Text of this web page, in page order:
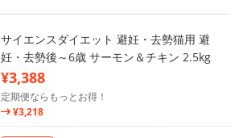
サイエンスダイエット 避妊・去勢猫用 避
妊・去勢後～6歳 サーモン＆チキン 2.5kg
¥3,388
定期便ならもっとお得！
¥3,218